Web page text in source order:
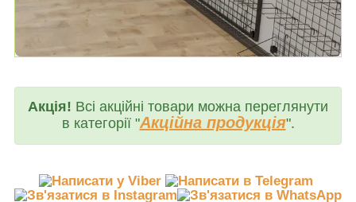
Акція! Всі акційні товари можна переглянути
в категорії "Акційна продукція".